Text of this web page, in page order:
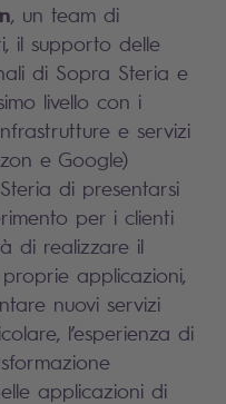
, un team di
il supporto delle
di Sopra Steria e
livello con i
e servizi
e Google)
di presentarsi
per i clienti
di realizzare il
applicazioni,
nuovi servizi
l’esperienza di
applicazioni di